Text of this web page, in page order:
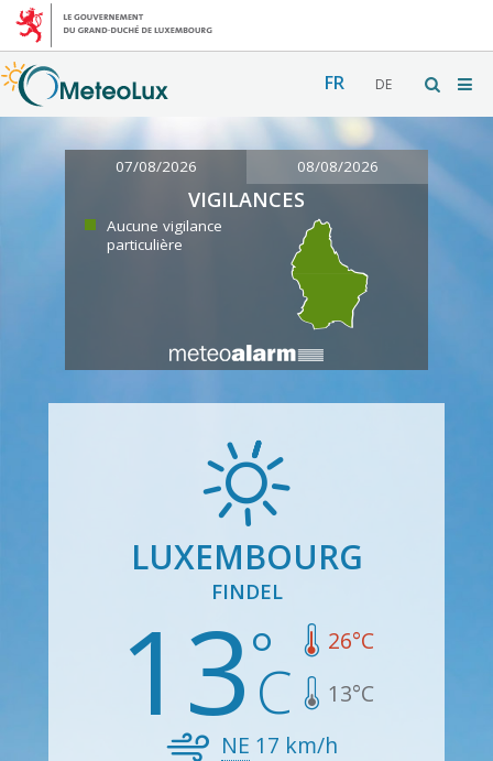
FR DE
07/08/2026 08/08/2026
VIGILANCES
Aucune vigilance
particulière
LUXEMBOURG
FINDEL
13 26°C
13°C
NE 17 km/h